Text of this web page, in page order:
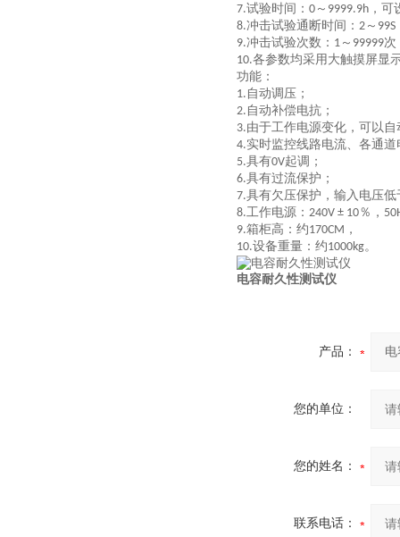
7.试验时间： 0 ～ 9999.9h ，
8.冲击试验通断时间： 2 ～ 99S
9.冲击试验次数： 1 ～ 99999次
10.各参数均采用大触摸屏显
功能：
1. 自动调压；
2. 自动补偿电抗；
3.由于工作电源变化，可以
4.实时监控线路电流、各通
5.具有0V起调；
6.具有过流保护；
7.具有欠压保护，输入电压低
8.工作电源： 240V ± 10％，
9.箱柜高：约170CM ，
10.设备重量：约1000kg。
电容耐久性测试仪
产品：
您的单位：
您的姓名：
联系电话：